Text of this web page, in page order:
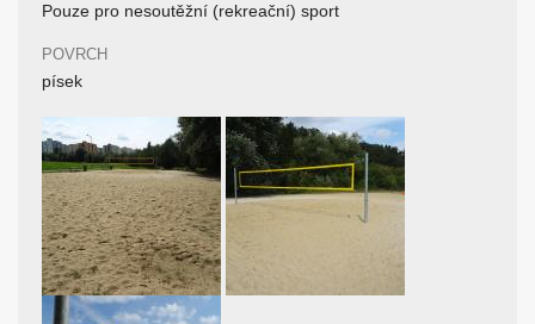
Pouze pro nesoutěžní (rekreační) sport
POVRCH
písek